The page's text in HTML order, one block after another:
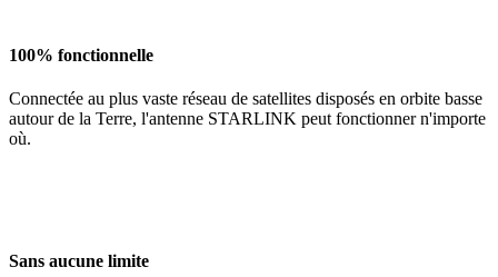
100% fonctionnelle
Connectée au plus vaste réseau de satellites disposés en orbite basse
autour de la Terre, l'antenne STARLINK peut fonctionner n'importe
où.
Sans aucune limite